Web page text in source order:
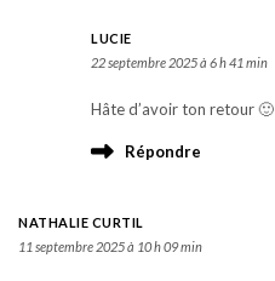
LUCIE
22 septembre 2025 à 6 h 41 min
Hâte d’avoir ton retour 🙂
Répondre
NATHALIE CURTIL
11 septembre 2025 à 10 h 09 min